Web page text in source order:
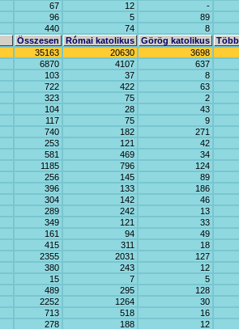
67 12
-
96 5
89
440 74
8
Összesen
Római katolikus Görög katolikus
35163 20630
3698
6870 4107
637
103 37
8
722 422
63
323 75
2
104 28
43
117 75
9
740 182
271
253 121
42
581 469
34
1185 796
124
256 145
89
396 133
186
304 142
46
289 242
13
349 121
33
161 94
49
415 311
18
2355 2031
127
380 243
12
15 7
5
489 295
128
2252 1264
30
713 518
16
278 188
12